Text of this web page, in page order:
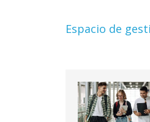
Espacio de